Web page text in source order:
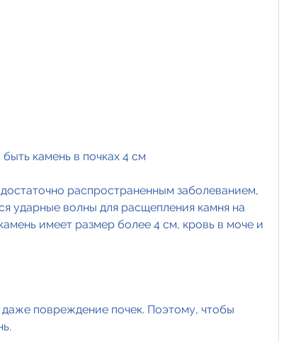
камень в почках 4 см
распространенным заболеванием,
ударные волны для расщепления камня на
имеет размер более 4 см, кровь в моче и
повреждение почек. Поэтому, чтобы